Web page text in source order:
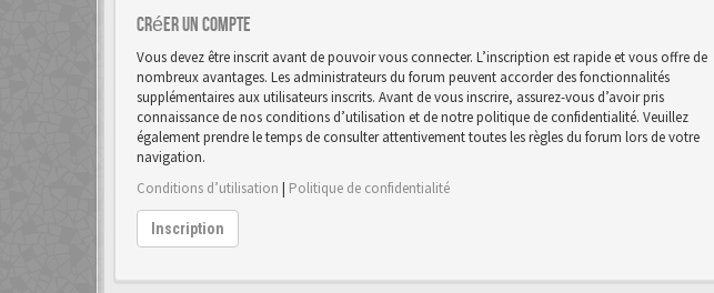
Créer un Compte
Vous devez être inscrit avant de pouvoir vous connecter. L’inscription est rapide et vous offre de
nombreux avantages. Les administrateurs du forum peuvent accorder des fonctionnalités
supplémentaires aux utilisateurs inscrits. Avant de vous inscrire, assurez-vous d’avoir pris
connaissance de nos conditions d’utilisation et de notre politique de confidentialité. Veuillez
également prendre le temps de consulter attentivement toutes les règles du forum lors de votre
navigation.
Conditions d’utilisation | Politique de confidentialité
Inscription